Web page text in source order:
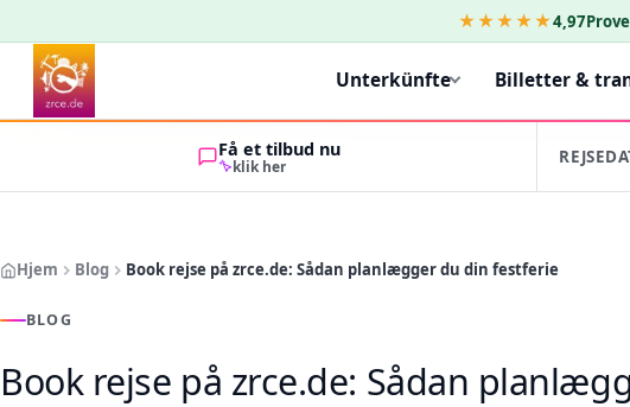
★★★★★4,97
Unterkünfte Billetter &
Få et tilbud nu
klik her
Hjem Blog Book rejse på zrce.de: Sådan planlægger du din festferie
BLOG
Book rejse på zrce.de: Sådan